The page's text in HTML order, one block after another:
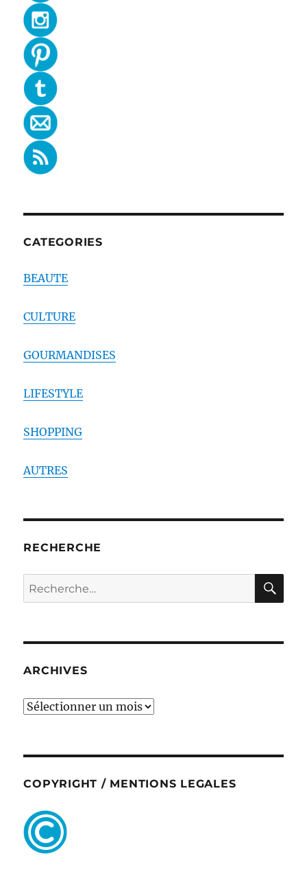
CATEGORIES
BEAUTE
CULTURE
GOURMANDISES
LIFESTYLE
SHOPPING
AUTRES
RECHERCHE
Recherche
pour :
ARCHIVES
ARCHIVES
COPYRIGHT / MENTIONS LEGALES